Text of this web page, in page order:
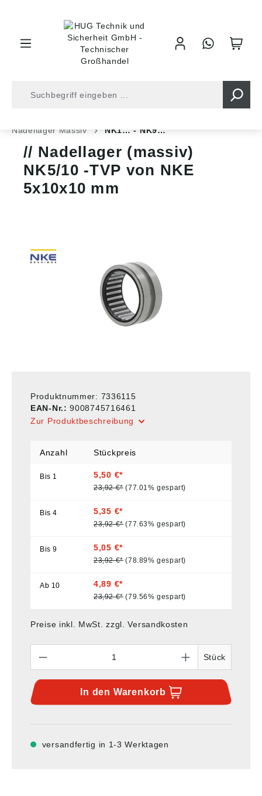
Nadellager Massiv
NK1… - NK9…
Nadellager (massiv)
NK5/10 -TVP von NKE
5x10x10 mm
Produktnummer: 7336115
EAN-Nr.:9008745716461
Zur Produktbeschreibung
Anzahl Stückpreis
Bis 1 5,50 €*
23,92 €* (77.01% gespart)
Bis4 5,35 €*
23,92 €* (77.63% gespart)
Bis9 5,05 €*
23,92 €* (78.89% gespart)
Ab 10 4,89 €*
23,92 €* (79.56% gespart)
Preise inkl. MwSt. zzgl. Versandkosten
Stück
In den Warenkorb
versandfertig in 1-3 Werktagen